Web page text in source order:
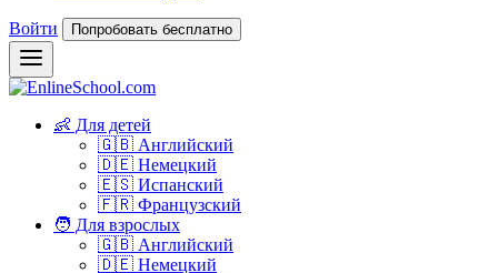
Войти Попробовать бесплатно
👶 Для детей
🇬🇧 Английский
🇩🇪 Немецкий
🇪🇸 Испанский
🇫🇷 Французский
🧑 Для взрослых
🇬🇧 Английский
🇩🇪 Немецкий